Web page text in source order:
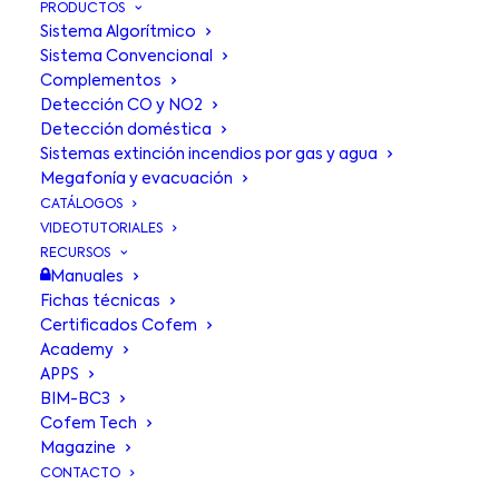
PRODUCTOS
Sistema Algorítmico
Sistema Convencional
Complementos
Detección CO y NO2
Detección doméstica
Sistemas extinción incendios por gas y agua
Megafonía y evacuación
CATÁLOGOS
VIDEOTUTORIALES
RECURSOS
Manuales
Fichas técnicas
Certificados Cofem
Academy
APPS
BIM-BC3
Cofem Tech
Magazine
CONTACTO
Zócalo para
detectores
D50Z0 y D50ZAL